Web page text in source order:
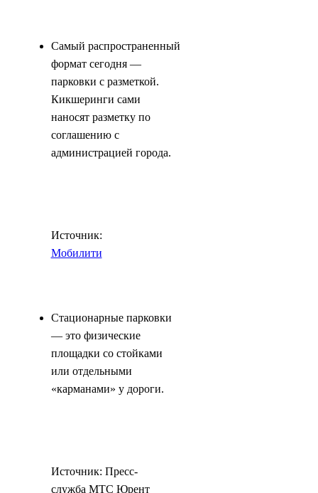
Самый распространенный
формат сегодня —
парковки с разметкой.
Кикшеринги сами
наносят разметку по
соглашению с
администрацией города.
Источник:
Мобилити
Стационарные парковки
— это физические
площадки со стойками
или отдельными
«карманами» у дороги.
Источник: Пресс-
служба МТС Юрент